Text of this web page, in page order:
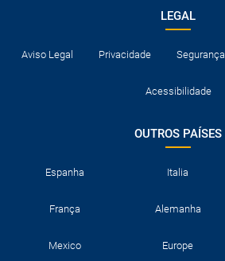
LEGAL
Aviso Legal Privacidade Segurança
Acessibilidade
OUTROS PAÍSES
Espanha Italia
França Alemanha
Mexico Europe